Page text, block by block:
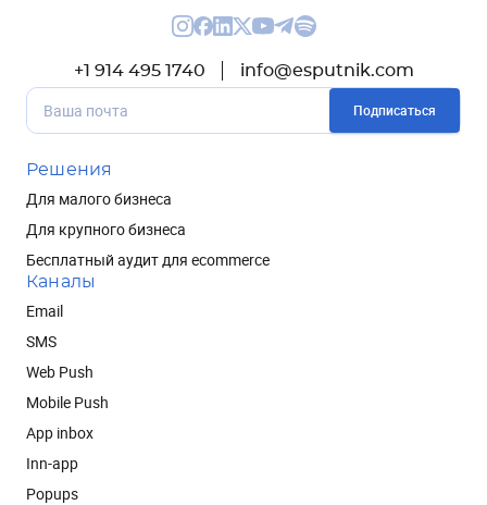
+1 914 495 1740 info@esputnik.com
Подписаться
Решения
Для малого бизнеса
Для крупного бизнеса
Бесплатный аудит для ecommerce
Каналы
Email
SMS
Web Push
Mobile Push
App inbox
Inn-app
Popups